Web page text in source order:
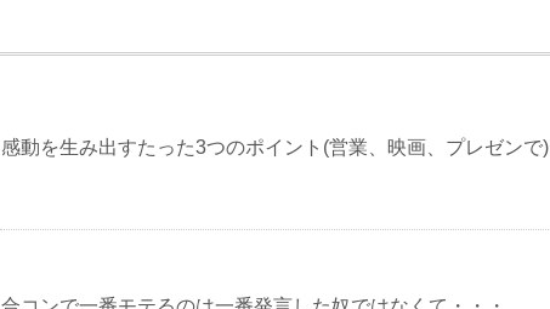
感動を生み出すたった3つのポイント(営業、映画、プレゼンで)